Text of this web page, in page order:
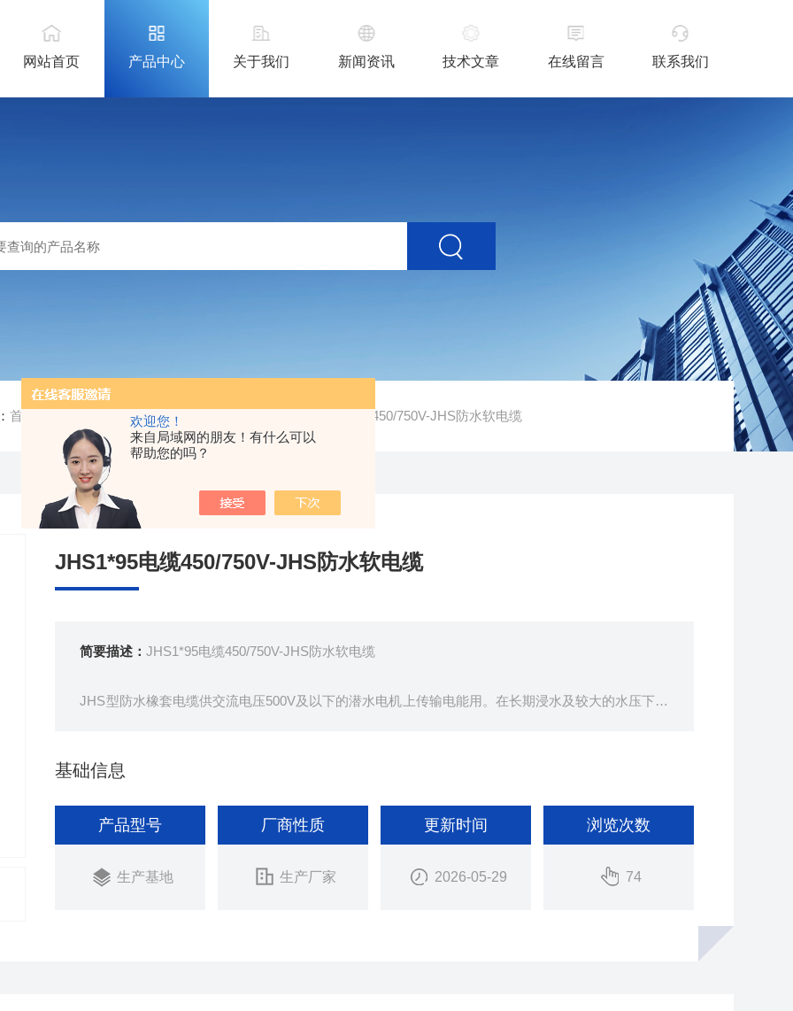
欢迎您！
来自局域网的朋友！有什么可以
帮助您的吗？
网站首页 产品中心 关于我们 新闻资讯 技术文章 在线留言 联系我们
首页 / /防水橡套电缆 / 生产基地JHS1*95电缆450/750V-JHS防水软电缆
JHS1*95电缆450/750V-JHS防水软电缆
简要描述：JHS1*95电缆450/750V-JHS防水软电缆
JHS型防水橡套电缆供交流电压500V及以下的潜水电机上传输电能用。在长期浸水及较大的水压下，
基础信息
产品型号
生产基地
厂商性质
生产厂家
更新时间
2026-05-29
浏览次数
74